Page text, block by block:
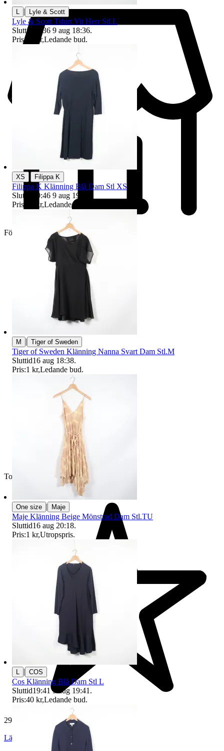
Företag
Toppsäljare
29 188 omdömen
Läs omdömen
L | Lyle & Scott
Lyle & Scott Tshirt Vit Herr Stl.L
Sluttid
18:36 9 aug 18:36.
Pris: 80 kr,Ledande bud.
XS Filippa K
Filippa K Klänning Blå Dam Stl XS
Sluttid
19:46 9 aug 19:46
Pris:
31 kr,Ledande bud
M | Tiger of Sweden
Tiger of Sweden Klänning Nanna Svart Dam Stl.M
Sluttid16 aug 18:38.
Pris:1 kr,Ledande bud.
One size | Maje
Maje Klänning Beige Mönstrad Dam Stl.TU
Sluttid16 aug 20:18.
Pris:1 kr,Utropspris.
L | COS
Cos Klänning Blå Dam Stl L
Sluttid19:41 9 aug 19:41 .
Pris:40 kr,Ledande bud.